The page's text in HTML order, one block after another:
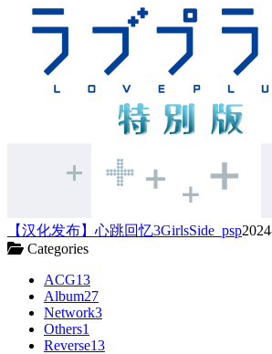
【汉化发布】心跳回忆3GirlsSide_psp
Categories
ACG13
Album27
Network3
Others1
Reverse13